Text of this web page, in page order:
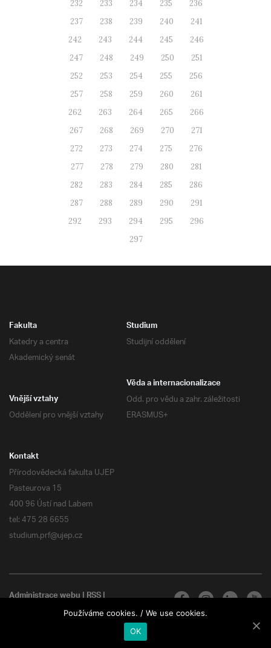
232
233 234 235
236
237
238 239 240
241
242
243 244 245
246
247
248 249 250
251
252
253 254 255
256
257
258 259 260
261
262
263 264 265
266
267
268 269 270
271
272
273 274 275
276
277
278 279 280
281
282
283 284 285
286
287
288 289 290
291
292
293 294 295
296
297
Fakulta
Katedry a centra
Akademický senát
Studium
Studijní oddělení
Věda a internacionalizace
Odd. pro vědu a zahr. záležitosti
ERASMUS+
Vnější vztahy
Oddělení pro vnější vztahy
Kontakt
Přírodovědecká fakulta UJEP
Pasteurova 15
400 96 Ústí nad Labem
tel: 475 28 6655
studium.prf@ujep.cz
Administrace webu|RSS|
Všechna práva vyhrazenaPoužíváme cookies. / We use cookies.
OK